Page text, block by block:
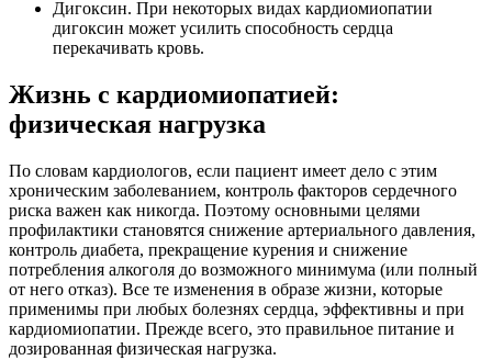
Дигоксин. При некоторых видах кардиомиопатии
дигоксин может усилить способность сердца
перекачивать кровь.
Жизнь с кардиомиопатией:
физическая нагрузка
По словам кардиологов, если пациент имеет дело с этим
хроническим заболеванием, контроль факторов сердечного
риска важен как никогда. Поэтому основными целями
профилактики становятся снижение артериального давления,
контроль диабета, прекращение курения и снижение
потребления алкоголя до возможного минимума (или полный
от него отказ). Все те изменения в образе жизни, которые
применимы при любых болезнях сердца, эффективны и при
кардиомиопатии. Прежде всего, это правильное питание и
дозированная физическая нагрузка.